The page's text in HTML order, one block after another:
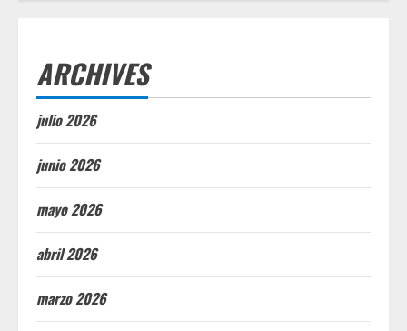
ARCHIVES
julio 2026
junio 2026
mayo 2026
abril 2026
marzo 2026